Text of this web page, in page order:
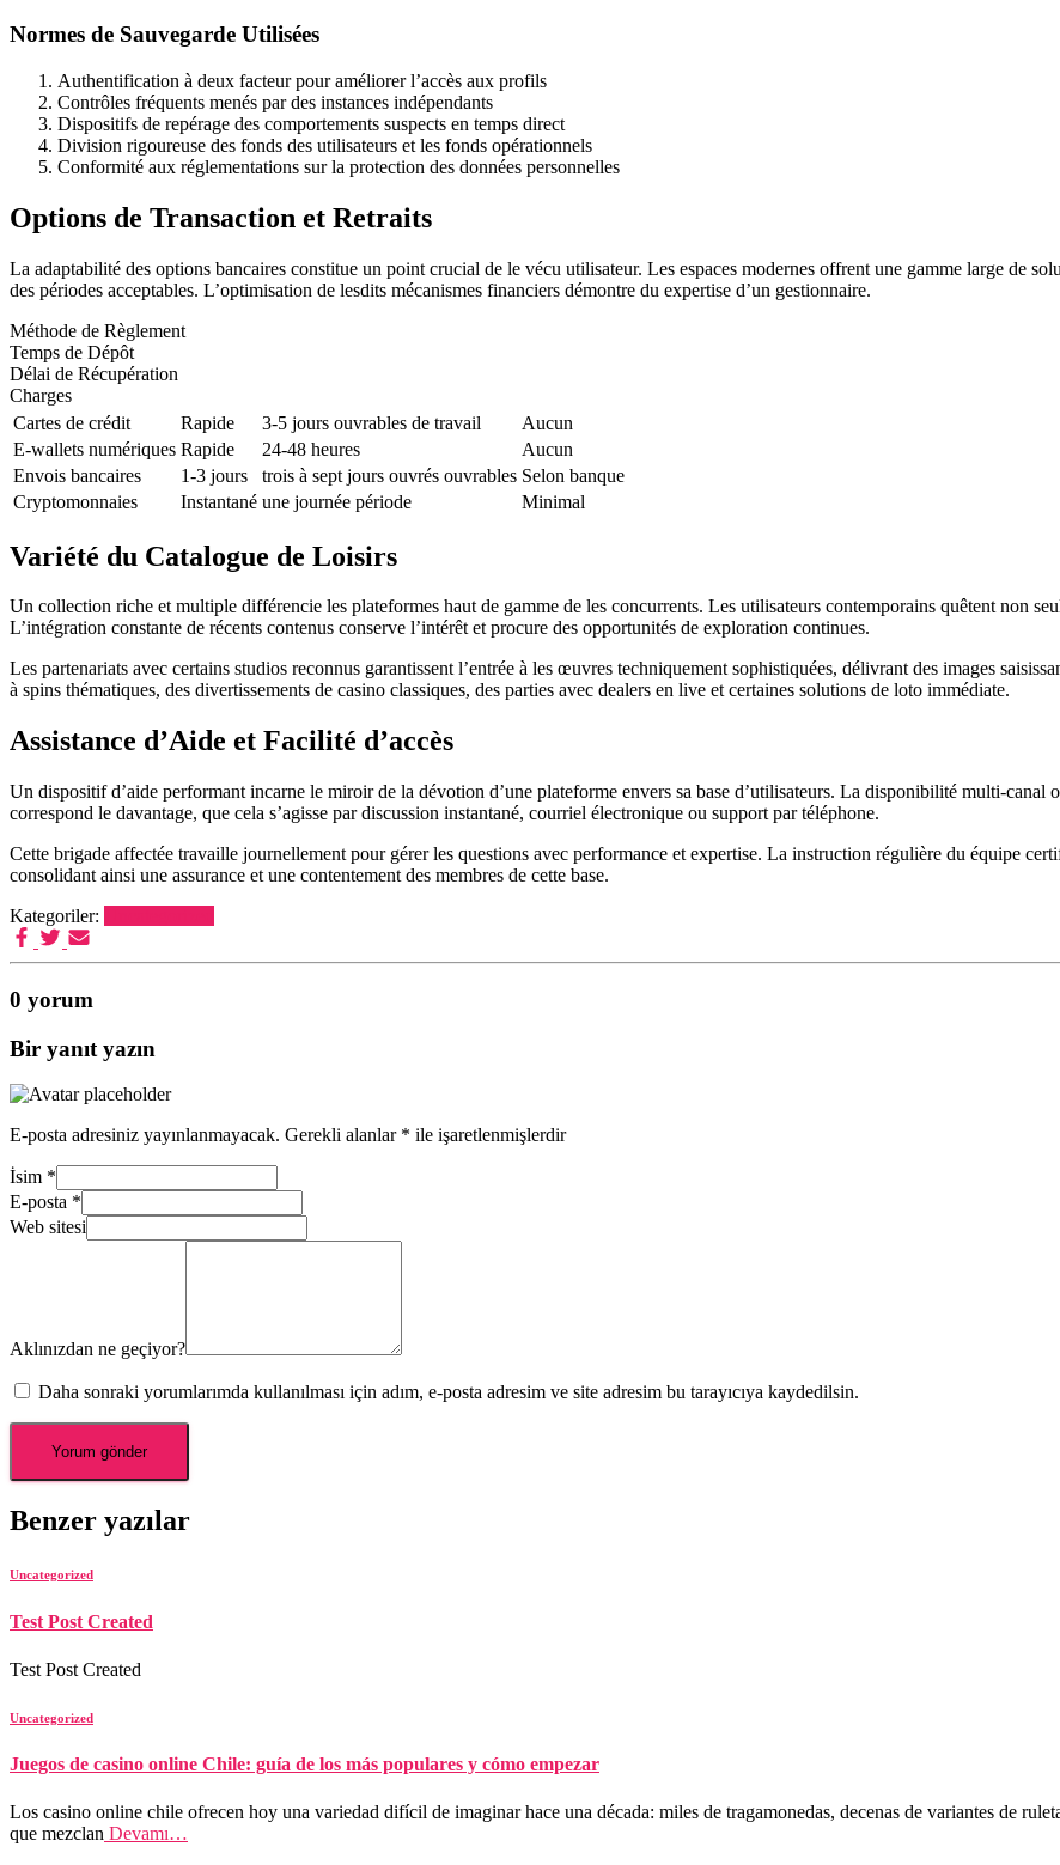
Normes de Sauvegarde Utilisées
Authentification à deux facteur pour améliorer l’accès aux profils
Contrôles fréquents menés par des instances indépendants
Dispositifs de repérage des comportements suspects en temps direct
Division rigoureuse des fonds des utilisateurs et les fonds opérationnels
Conformité aux réglementations sur la protection des données personnelles
Options de Transaction et Retraits
La adaptabilité des options bancaires constitue un point crucial de le vécu utilisateur. Les espaces modernes offrent une gamme large de
des périodes acceptables. L’optimisation de lesdits mécanismes financiers démontre du expertise d’un gestionnaire.
Méthode de Règlement
Temps de Dépôt
Délai de Récupération
Charges
Cartes de crédit
Rapide 3-5 jours ouvrables de travail
Aucun
E-wallets numériques Rapide 24-48 heures
Aucun
Envois bancaires
1-3 jours trois à sept jours ouvrés ouvrables Selon banque
Cryptomonnaies
Instantané une journée période Minimal
Variété du Catalogue de Loisirs
Un collection riche et multiple différencie les plateformes haut de gamme de les concurrents. Les utilisateurs contemporains quêtent non
L’intégration constante de récents contenus conserve l’intérêt et procure des opportunités de exploration continues.
Les partenariats avec certains studios reconnus garantissent l’entrée à les œuvres techniquement sophistiquées, délivrant des images
à spins thématiques, des divertissements de casino classiques, des parties avec dealers en live et certaines solutions de loto immédiate.
Assistance d’Aide et Facilité d’accès
Un dispositif d’aide performant incarne le miroir de la dévotion d’une plateforme envers sa base d’utilisateurs. La disponibilité multi-
correspond le davantage, que cela s’agisse par discussion instantané, courriel électronique ou support par téléphone.
Cette brigade affectée travaille journellement pour gérer les questions avec performance et expertise. La instruction régulière du équipe
consolidant ainsi une assurance et une contentement des membres de cette base.
Kategoriler:
0 yorum
Bir yanıt yazın
E-posta adresiniz yayınlanmayacak. Gerekli alanlar * ile işaretlenmişlerdir
İsim *
E-posta *
Web sitesi
Aklınızdan ne geçiyor?
Daha sonraki yorumlarımda kullanılması için adım, e-posta adresim ve site adresim bu tarayıcıya kaydedilsin.
Benzer yazılar
Uncategorized
Test Post Created
Test Post Created
Uncategorized
Juegos de casino online Chile: guía de los más populares y cómo empezar
Los casino online chile ofrecen hoy una variedad difícil de imaginar hace una década: miles de tragamonedas, decenas de variantes de
que mezclan Devamı…